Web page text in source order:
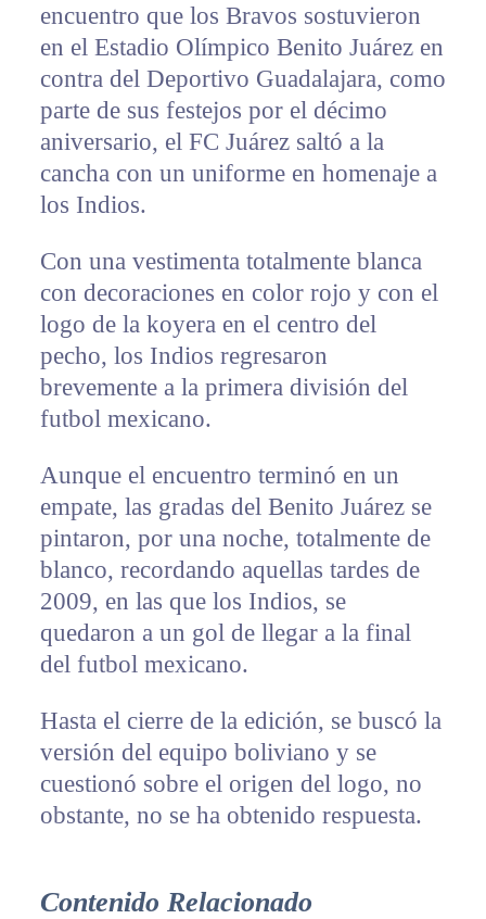
encuentro que los Bravos sostuvieron
en el Estadio Olímpico Benito Juárez en
contra del Deportivo Guadalajara, como
parte de sus festejos por el décimo
aniversario, el FC Juárez saltó a la
cancha con un uniforme en homenaje a
los Indios.
Con una vestimenta totalmente blanca
con decoraciones en color rojo y con el
logo de la koyera en el centro del
pecho, los Indios regresaron
brevemente a la primera división del
futbol mexicano.
Aunque el encuentro terminó en un
empate, las gradas del Benito Juárez se
pintaron, por una noche, totalmente de
blanco, recordando aquellas tardes de
2009, en las que los Indios, se
quedaron a un gol de llegar a la final
del futbol mexicano.
Hasta el cierre de la edición, se buscó la
versión del equipo boliviano y se
cuestionó sobre el origen del logo, no
obstante, no se ha obtenido respuesta.
Contenido Relacionado